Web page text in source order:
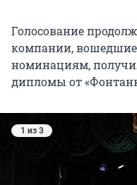
Голосование
компании,
номинациям,
дипломы от
1 из 3